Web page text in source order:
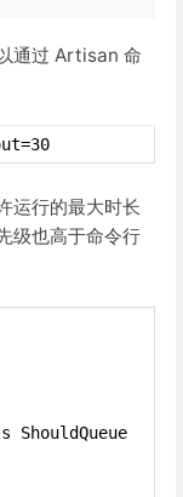
通过 Artisan 命
运行的最大时长
级也高于命令行
ShouldQueue